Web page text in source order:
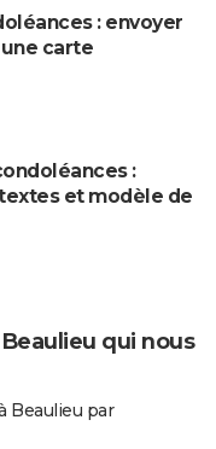
: envoyer
carte
:
et modèle de
qui nous
Beaulieu par